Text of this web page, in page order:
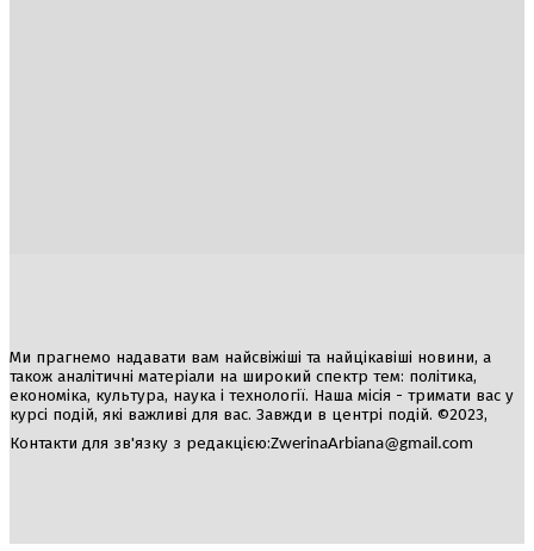
Ми прагнемо надавати вам найсвіжіші та найцікавіші новини, а
також аналітичні матеріали на широкий спектр тем: політика,
економіка, культура, наука і технології. Наша місія - тримати вас у
курсі подій, які важливі для вас. Завжди в центрі подій. ©2023,
Контакти для зв'язку з редакцією:ZwerinaArbiana@gmail.com